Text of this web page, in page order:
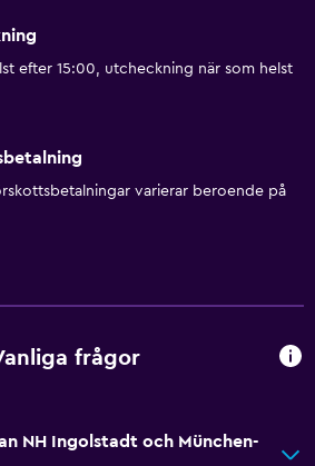
efter 15:00, utcheckning när som helst
varierar beroende på
frågor
NH Ingolstadt och München-